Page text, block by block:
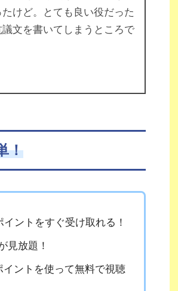
けど。とても良い役だった
文を書いてしまうところで
！
ントをすぐ受け取れる！
見放題！
イントを使って無料で視聴